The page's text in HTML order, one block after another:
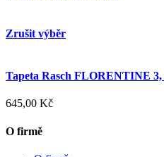
Zrušit výběr
Tapeta Rasch FLORENTINE
645,00 Kč
O firmě